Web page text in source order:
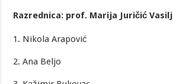
Razrednica: prof. Marija Juričić Vasilj
1. Nikola Arapović
2. Ana Beljo